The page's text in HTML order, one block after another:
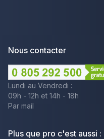
Nous contacter
Lundi au Vendredi :
09h - 12h et 14h - 18h
Par mail
Plus que pro c'est aussi :